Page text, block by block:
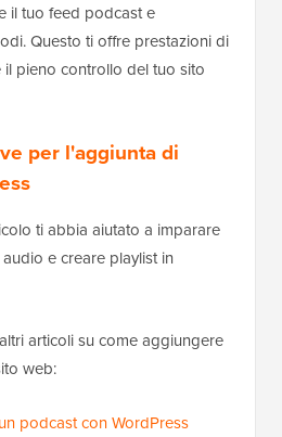
il tuo feed podcast e
Questo ti offre prestazioni di
pieno controllo del tuo sito
per l'aggiunta di
ti abbia aiutato a imparare
e creare playlist in
articoli su come aggiungere
web:
podcast con WordPress